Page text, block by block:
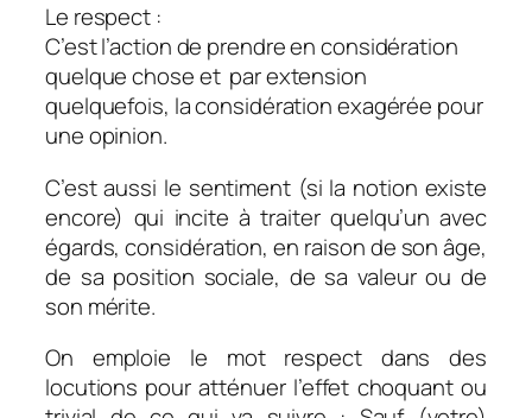
Le respect :
C’est l’action de prendre en considération
quelque chose et par extension
quelquefois, la considération exagérée pour
une opinion.
C’est aussi le sentiment (si la notion existe
encore) qui incite à traiter quelqu’un avec
égards, considération, en raison de son âge,
de sa position sociale, de sa valeur ou de
son mérite.
On emploie le mot respect dans des
locutions pour atténuer l’effet choquant ou